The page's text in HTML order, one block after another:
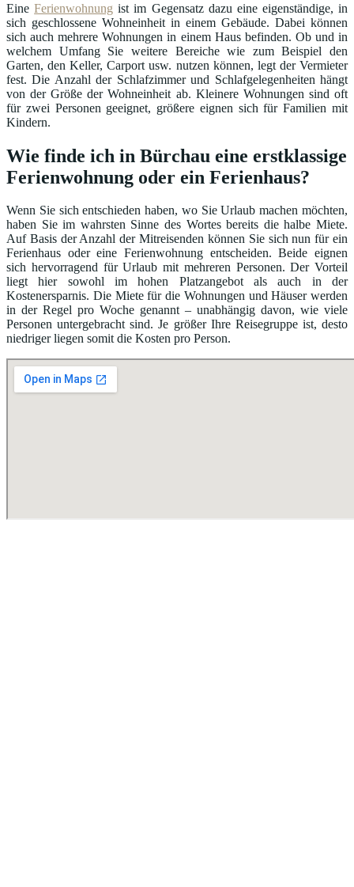
EineFerienwohnung ist im Gegensatz dazu eine eigenständige, in
sich geschlossene Wohneinheit in einem Gebäude. Dabei können
sich auch mehrere Wohnungen in einem Haus befinden. Ob und in
welchem Umfang Sie weitere Bereiche wie zum Beispiel den
Garten, den Keller, Carport usw. nutzen können, legt der Vermieter
fest. Die Anzahl der Schlafzimmer und Schlafgelegenheiten hängt
von der Größe der Wohneinheit ab. Kleinere Wohnungen sind oft
für zwei Personen geeignet, größere eignen sich für Familien mit
Kindern.
Wie finde ich in Bürchau eine erstklassige
Ferienwohnung oder ein Ferienhaus?
Wenn Sie sich entschieden haben, wo Sie Urlaub machen möchten,
haben Sie im wahrsten Sinne des Wortes bereits die halbe Miete.
Auf Basis der Anzahl der Mitreisenden können Sie sich nun für ein
Ferienhaus oder eine Ferienwohnung entscheiden. Beide eignen
sich hervorragend für Urlaub mit mehreren Personen. Der Vorteil
liegt hier sowohl im hohen Platzangebot als auch in der
Kostenersparnis. Die Miete für die Wohnungen und Häuser werden
in der Regel pro Woche genannt – unabhängig davon, wie viele
Personen untergebracht sind. Je größer Ihre Reisegruppe ist, desto
niedriger liegen somit die Kosten pro Person.